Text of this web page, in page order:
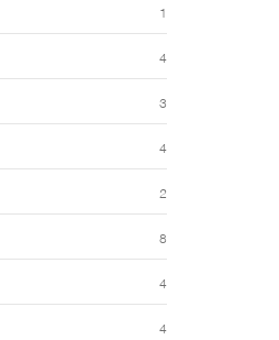
1
4
3
4
2
8
4
4